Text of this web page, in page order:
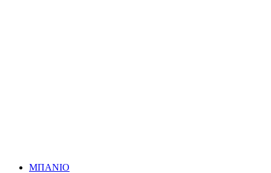
ΜΠΑΝΙΟ